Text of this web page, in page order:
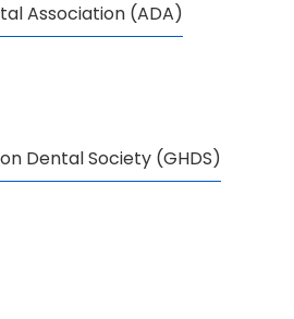
Association (ADA)
Dental Society (GHDS)